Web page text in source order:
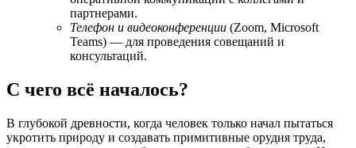
партнерами.
Телефон и видеоконференции (Zoom, Microsoft
Teams) — для проведения совещаний и
консультаций.
С чего всё началось?
В глубокой древности, когда человек только начал пытаться
укротить природу и создавать примитивные орудия труда,